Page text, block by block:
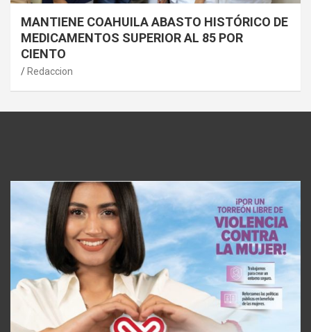
MANTIENE COAHUILA ABASTO HISTÓRICO DE
MEDICAMENTOS SUPERIOR AL 85 POR
CIENTO
Redaccion